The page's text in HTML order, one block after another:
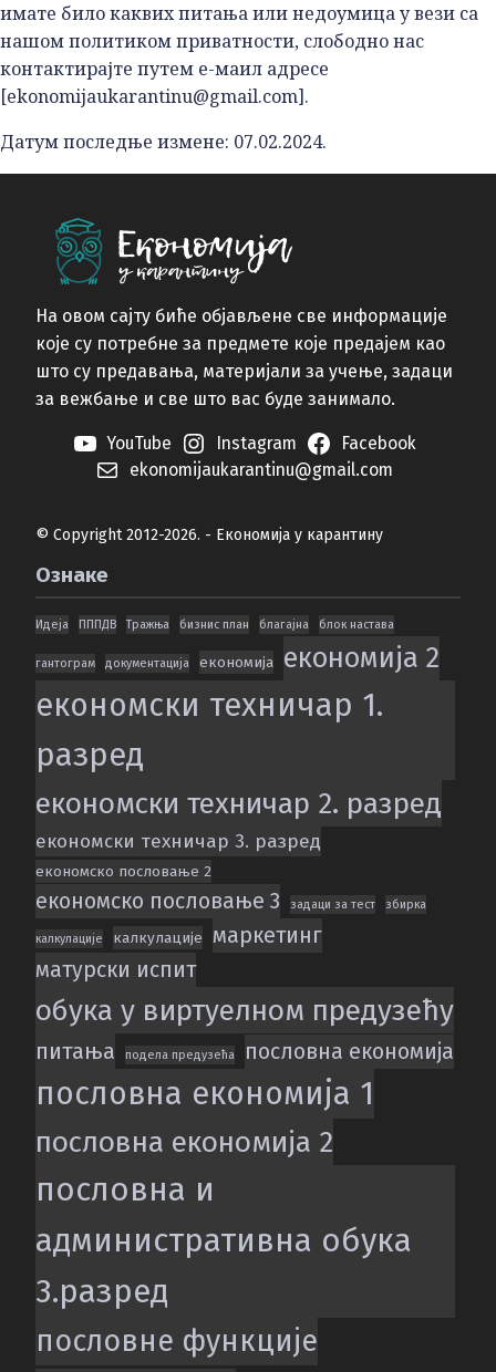
имате било каквих питања или недоумица у вези са
нашом политиком приватности, слободно нас
контактирајте путем е-маил адресе
[ekonomijaukarantinu@gmail.com].
Датум последње измене: 07.02.2024.
На овом сајту биће објављене све информације
које су потребне за предмете које предајем као
што су предавања, материјали за учење, задаци
за вежбање и све што вас буде занимало.
YouTube Instagram
Facebook
ekonomijaukarantinu@gmail.com
© Copyright 2012-2026. - Економија у карантину
Ознаке
Идеја ПППДВ Тражња бизнис план благајна блок настава
гантограм документација економија економија 2
економски техничар 1.
разред
економски техничар 2. разред
економски техничар 3. разред
економско пословање 2
економско пословање 3 задаци за тест збирка
калкулацијe калкулације маркетинг
матурски испит
обука у виртуелном предузећу
питања подела предузећа пословна економија
пословна економија 1
пословна економија 2
пословна и
административна обука
3.разред
пословне функције